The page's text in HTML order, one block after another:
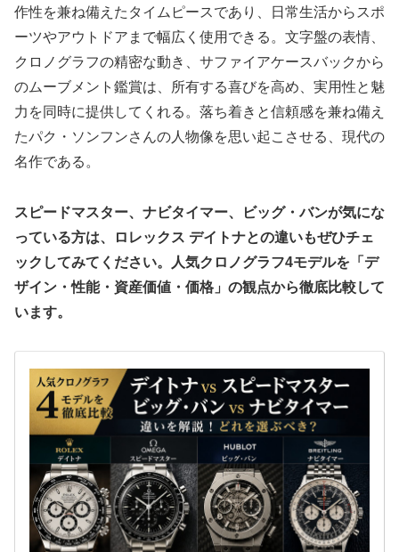
作性を兼ね備えたタイムピースであり、日常生活からスポ
ーツやアウトドアまで幅広く使用できる。文字盤の表情、
クロノグラフの精密な動き、サファイアケースバックから
のムーブメント鑑賞は、所有する喜びを高め、実用性と魅
力を同時に提供してくれる。落ち着きと信頼感を兼ね備え
たパク・ソンフンさんの人物像を思い起こさせる、現代の
名作である。
スピードマスター、ナビタイマー、ビッグ・バンが気にな
っている方は、ロレックス デイトナとの違いもぜひチェ
ックしてみてください。人気クロノグラフ4モデルを「デ
ザイン・性能・資産価値・価格」の観点から徹底比較して
います。